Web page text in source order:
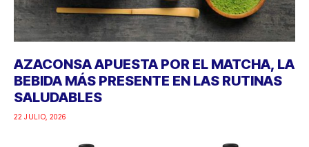
AZACONSA APUESTA POR EL MATCHA, LA
BEBIDA MÁS PRESENTE EN LAS RUTINAS
SALUDABLES
22 JULIO, 2026